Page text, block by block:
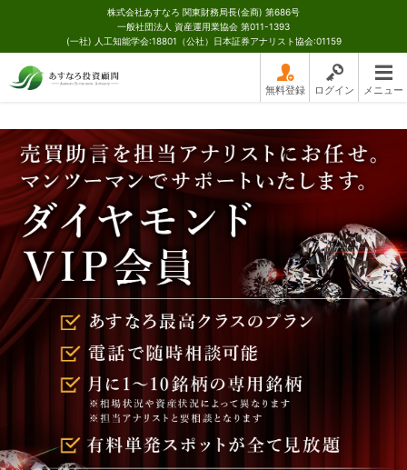
株式会社あすなろ 関東財務局長(金商) 第686号
一般社団法人 資産運用業協会 第011-1393
(一社) 人工知能学会:18801（公社）日本証券アナリスト協会:01159
無料登録 ログイン メニュー